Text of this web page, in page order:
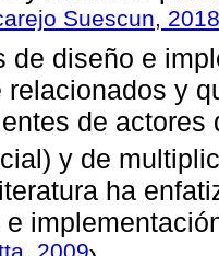
Suescun, 2018
de diseño e
relacionados y
de actores
y de
ha